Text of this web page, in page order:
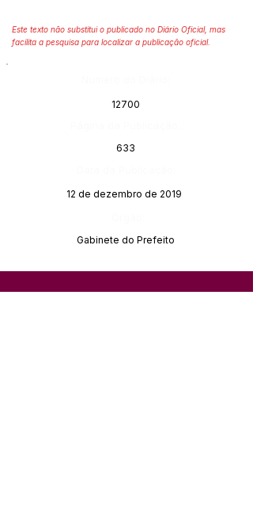
Este texto não substitui o publicado no Diário Oficial, mas
facilita a pesquisa para localizar a publicação oficial.
12700
633
12 de dezembro de 2019
Gabinete do Prefeito